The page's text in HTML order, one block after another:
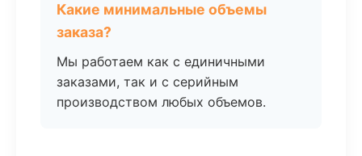
Какие минимальные объемы
заказа?
Мы работаем как с единичными
заказами, так и с серийным
производством любых объемов.